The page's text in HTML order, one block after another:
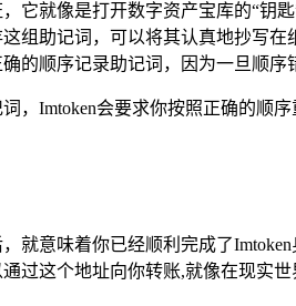
它就像是打开数字资产宝库的“钥
组助记词，可以将其认真地抄写
的顺序记录助记词，因为一旦顺序
，Imtoken会要求你按照正确的顺
就意味着你已经顺利完成了
过这个地址向你转账,就像在现实